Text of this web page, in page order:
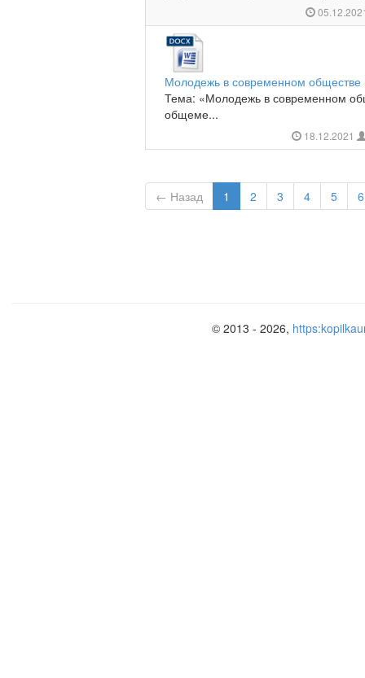
Молодежь в современном обществе
Тема: «Молодежь в современном
общеме...
18.12.2021
← Назад 1 2 3 4 5 6
© 2013 - 2026,